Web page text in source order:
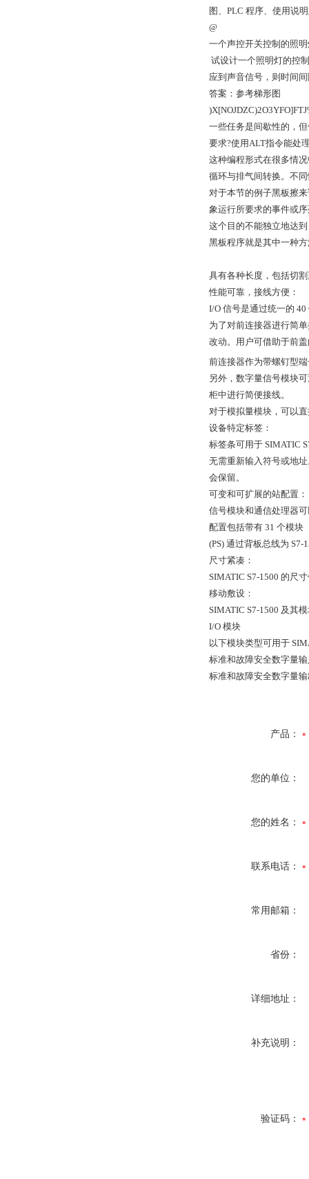
图、PLC 程序、使用说
@
一个声控开关控制的照
试设计一个照明灯的控
应到声音信号，则时间
答案：参考梯形图
一些任务是间歇性的，
要求?使用ALT指令能处
这种编程形式在很多情
循环与排气间转换。不
对于本节的例子黑板擦
象运行所要求的事件或
这个目的不能独立地达
黑板程序就是其中一种
具有各种长度，包括切
性能可靠，接线方便：
I/O 信号是通过统一的
为了对前连接器进行简
改动。用户可借助于前
前连接器作为带螺钉型
另外，数字量信号模块
柜中进行简便接线。
对于模拟量模块，可以
设备特定标签：
标签条可用于 SIMATIC
无需重新输入符号或地
会保留。
可变和可扩展的站配置：
信号模块和通信处理器
配置包括带有 31 个模块
(PS) 通过背板总线为
尺寸紧凑：
SIMATIC S7-1500 的尺
移动敷设：
SIMATIC S7-1500 及其
I/O 模块
以下模块类型可用于
标准和故障安全数字量
标准和故障安全数字量
产品：
您的单位：
您的姓名：
联系电话：
常用邮箱：
省份：
详细地址：
补充说明：
验证码：